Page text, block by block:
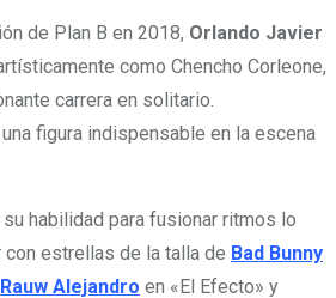
de Plan B en 2018, Orlando Javier
como Chencho Corleone,
carrera en solitario.
figura indispensable en la escena
habilidad para fusionar ritmos lo
con estrellas de la talla de Bad Bunny
Rauw Alejandro en «El Efecto» y